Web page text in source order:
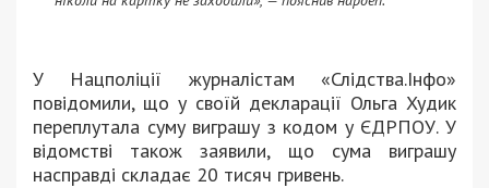
У Нацполіції журналістам «Слідства.Інфо»
повідомили, що у своїй декларації Ольга Худик
переплутала суму виграшу з кодом у ЄДРПОУ. У
відомстві також заявили, що сума виграшу
насправді складає 20 тисяч гривень.